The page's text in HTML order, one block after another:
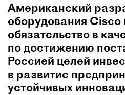
Американский
оборудования Cisco
обязательство в
по достижению
Россией целей
в развитие
устойчивых